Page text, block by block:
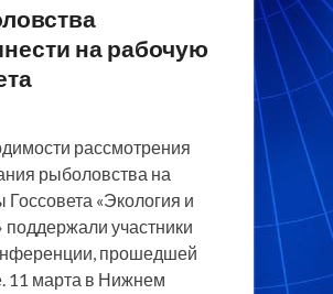
на рабочую
рассмотрения
рыболовства на
«Экология и
участники
прошедшей
11 марта в Нижнем